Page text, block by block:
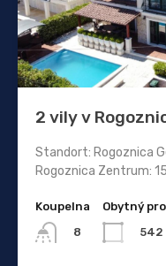
2 vily v
Standort: Rogoznica
Rogoznica Zentrum:
Koupelna
8
Obytný
542